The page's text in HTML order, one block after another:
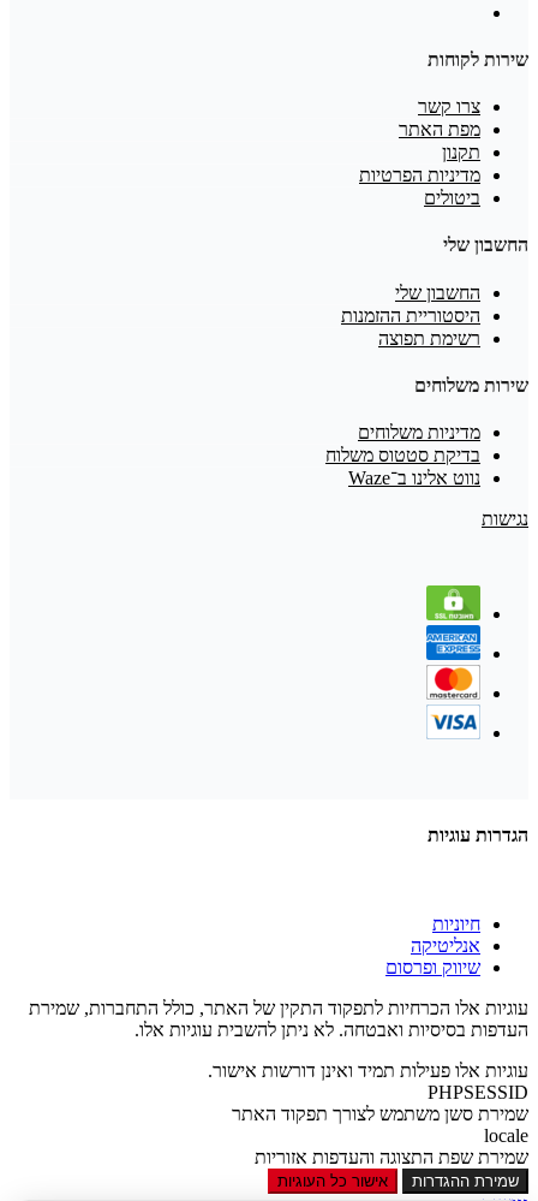
שירות לקוחות
צרו קשר
מפת האתר
תקנון
מדיניות הפרטיות
ביטולים
החשבון שלי
החשבון שלי
היסטוריית ההזמנות
רשימת תפוצה
שירות משלוחים
מדיניות משלוחים
בדיקת סטטוס משלוח
נווט אלינו ב־Waze
נגישות
הגדרות עוגיות
חיוניות
אנליטיקה
שיווק ופרסום
עוגיות אלו הכרחיות לתפקוד התקין של האתר, כולל התחברות, שמירת
העדפות בסיסיות ואבטחה. לא ניתן להשבית עוגיות אלו.
עוגיות אלו פעילות תמיד ואינן דורשות אישור.
PHPSESSID
שמירת סשן משתמש לצורך תפקוד האתר
locale
שמירת שפת התצוגה והעדפות אזוריות
שמירת ההגדרות אישור כל העוגיות